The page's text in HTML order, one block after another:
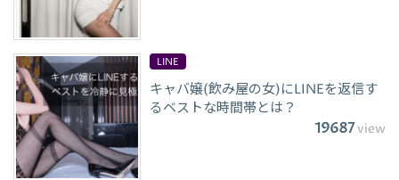
LINE
キャバ嬢(飲み屋の女)にLINEを返信す
るベストな時間帯とは？
19687view